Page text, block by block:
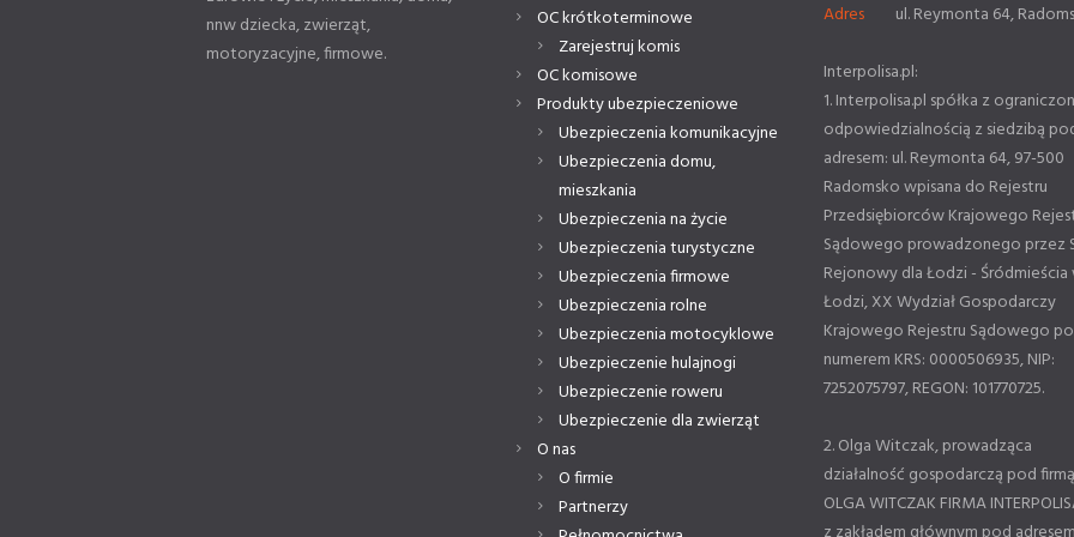
nnw dziecka, zwierząt,
motoryzacyjne, firmowe.
OC krótkoterminowe
Zarejestruj komis
OC komisowe
Produkty ubezpieczeniowe
Ubezpieczenia komunikacyjne
Ubezpieczenia domu,
mieszkania
Ubezpieczenia na życie
Ubezpieczenia turystyczne
Ubezpieczenia firmowe
Ubezpieczenia rolne
Ubezpieczenia motocyklowe
Ubezpieczenie hulajnogi
Ubezpieczenie roweru
Ubezpieczenie dla zwierząt
O nas
O firmie
Partnerzy
Adres
ul. Reymonta 64,
Interpolisa.pl:
1. Interpolisa.pl spółka z
odpowiedzialnością z siedzibą
adresem: ul. Reymonta 64, 97-500
Radomsko wpisana do Rejestru
Przedsiębiorców Krajowego
Sądowego prowadzonego przez
Rejonowy dla Łodzi - Śródmieścia
Łodzi, XX Wydział Gospodarczy
Krajowego Rejestru Sądowego
numerem KRS: 0000506935, NIP:
7252075797, REGON: 101770725.
2. Olga Witczak, prowadząca
działalność gospodarczą pod firmą
OLGA WITCZAK FIRMA